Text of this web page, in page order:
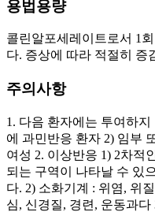
용법용량
콜린알포세레이트로서 1
다. 증상에 따라 적절히 증
주의사항
1. 다음 환자에는 투여하
에 과민반응 환자 2) 임부
여성 2. 이상반응 1) 2차적
되는 구역이 나타날 수 있
다. 2) 소화기계 : 위염, 위
심, 신경질, 경련, 운동과